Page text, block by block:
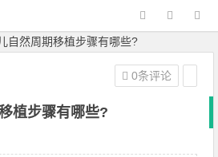
自然周期移植步骤有哪些?
植步骤有哪些?
0条评论